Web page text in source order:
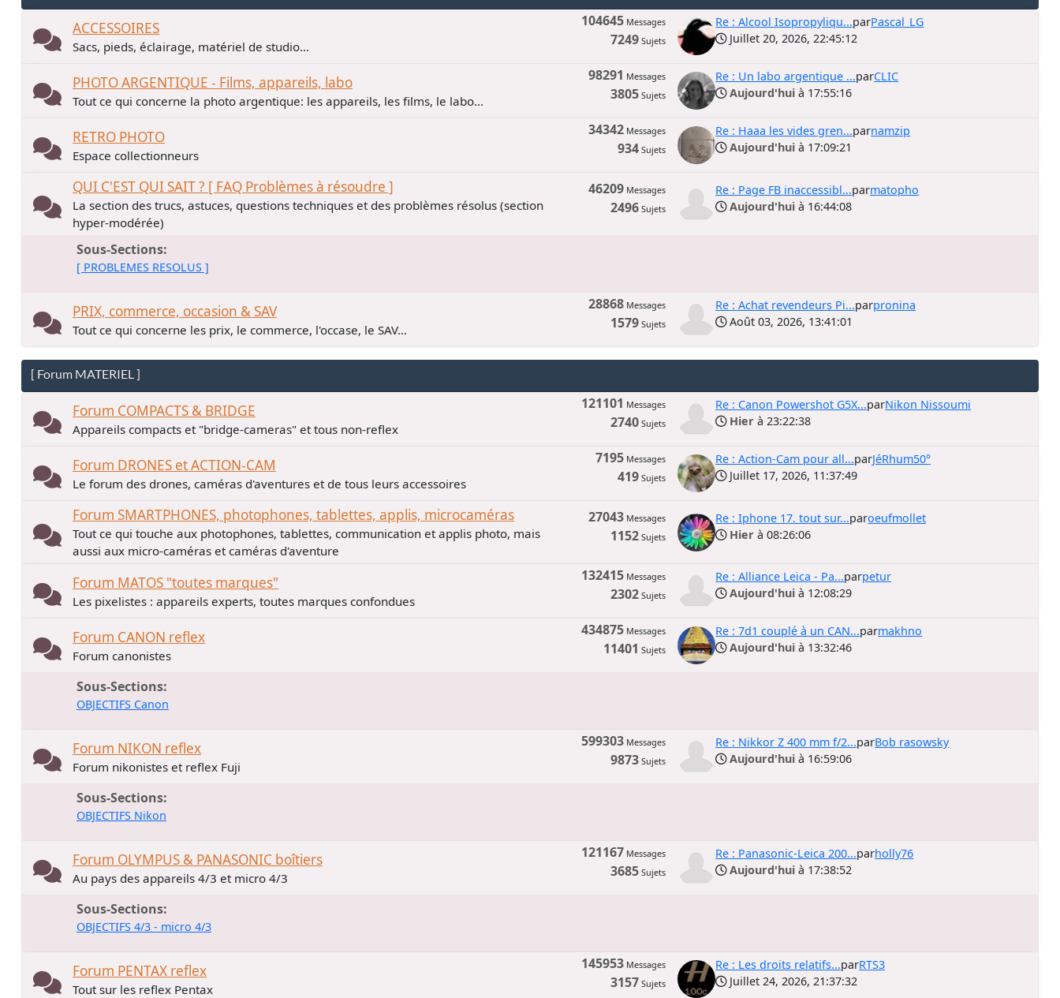
ACCESSOIRES
Sacs, pieds, éclairage, matériel de studio...
104645 Messages
7249 Sujets
Re : Alcool Isopropyliqu...parPascal_LG
Juillet 20, 2026, 22:45:12
PHOTO ARGENTIQUE - Films, appareils, labo
Tout ce qui concerne la photo argentique: les appareils, les films, le labo...
98291 Messages
3805 Sujets
Re : Un labo argentique ...parCLIC
Aujourd'hui à 17:55:16
RETRO PHOTO
Espace collectionneurs
34342 Messages
934 Sujets
Re : Haaa les vides gren...parnamzip
Aujourd'hui à 17:09:21
QUI C'EST QUI SAIT ? [ FAQ Problèmes à résoudre ]
La section des trucs, astuces, questions techniques et des problèmes résolus (section
hyper-modérée)
46209 Messages
2496 Sujets
Re : Page FB inaccessibl...parmatopho
Aujourd'hui à 16:44:08
Sous-Sections
[ PROBLEMES RESOLUS ]
PRIX, commerce, occasion & SAV
Tout ce qui concerne les prix, le commerce, l'occase, le SAV...
28868 Messages
1579 Sujets
Re : Achat revendeurs Pi...parpronina
Août 03, 2026, 13:41:01
[ Forum MATERIEL ]
Forum COMPACTS & BRIDGE
Appareils compacts et "bridge-cameras" et tous non-reflex
121101 Messages
2740 Sujets
Re : Canon Powershot G5X...parNikon Nissoumi
Hier à 23:22:38
Forum DRONES et ACTION-CAM
Le forum des drones, caméras d'aventures et de tous leurs accessoires
7195 Messages
419 Sujets
Re : Action-Cam pour all...parJéRhum50°
Juillet 17, 2026, 11:37:49
Forum SMARTPHONES, photophones, tablettes, applis, microcaméras
Tout ce qui touche aux photophones, tablettes, communication et applis photo, mais
aussi aux micro-caméras et caméras d'aventure
27043 Messages
1152 Sujets
Re : Iphone 17. tout sur...paroeufmollet
Hier à 08:26:06
Forum MATOS "toutes marques"
Les pixelistes : appareils experts, toutes marques confondues
132415 Messages
2302 Sujets
Re : Alliance Leica - Pa...parpetur
Aujourd'hui à 12:08:29
Forum CANON reflex
Forum canonistes
434875 Messages
11401 Sujets
Re : 7d1 couplé à un CAN...parmakhno
Aujourd'hui à 13:32:46
Sous-Sections
OBJECTIFS Canon
Forum NIKON reflex
Forum nikonistes et reflex Fuji
599303 Messages
9873 Sujets
Re : Nikkor Z 400 mm f/2...parBob rasowsky
Aujourd'hui à 16:59:06
Sous-Sections
OBJECTIFS Nikon
Forum OLYMPUS & PANASONIC boîtiers
Au pays des appareils 4/3 et micro 4/3
121167 Messages
3685 Sujets
Re : Panasonic-Leica 200...parholly76
Aujourd'hui à 17:38:52
Sous-Sections
OBJECTIFS 4/3 - micro 4/3
Forum PENTAX reflex
Tout sur les reflex Pentax
145953 Messages
3157 Sujets
Re : Les droits relatifs...parRTS3
Juillet 24, 2026, 21:37:32